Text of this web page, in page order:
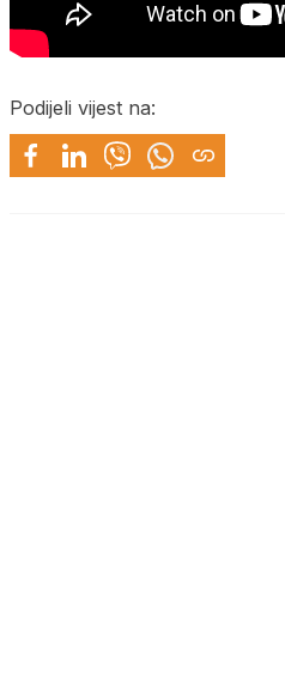
Podijeli vijest na: